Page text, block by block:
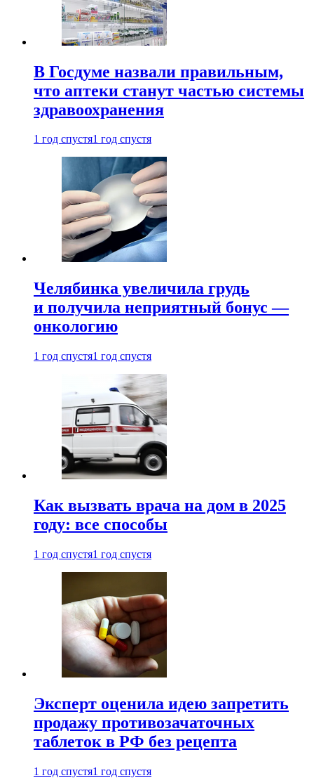
В Госдуме назвали правильным,
что аптеки станут частью системы
здравоохранения
1 год спустя1 год спустя
Челябинка увеличила грудь
и получила неприятный бонус —
онкологию
1 год спустя1 год спустя
Как вызвать врача на дом в 2025
году: все способы
1 год спустя1 год спустя
Эксперт оценила идею запретить
продажу противозачаточных
таблеток в РФ без рецепта
1 год спустя1 год спустя